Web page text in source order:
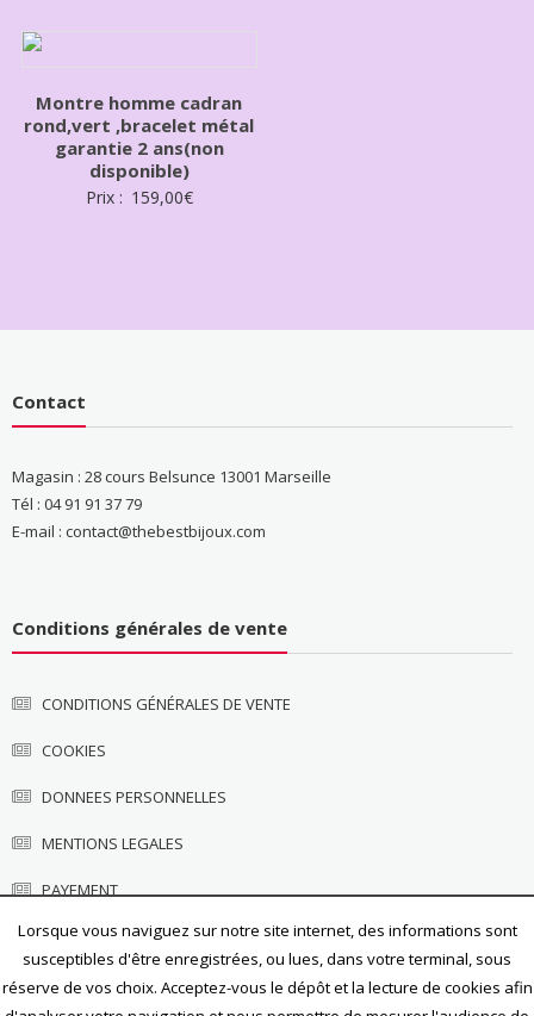
Montre homme cadran
rond,vert ,bracelet métal
garantie 2 ans(non
disponible)
Prix : 159,00€
Contact
Magasin : 28 cours Belsunce 13001 Marseille
Tél : 04 91 91 37 79
E-mail : contact@thebestbijoux.com
Conditions générales de vente
CONDITIONS GÉNÉRALES DE VENTE
COOKIES
DONNEES PERSONNELLES
MENTIONS LEGALES
PAYEMENT
Lorsque vous naviguez sur notre site internet, des informations sont
susceptibles d'être enregistrées, ou lues, dans votre terminal, sous
réserve de vos choix. Acceptez-vous le dépôt et la lecture de cookies afin